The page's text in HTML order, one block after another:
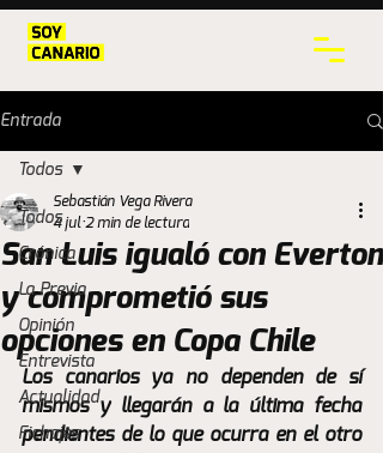
Entrada
Todos
Crónica
La Previa
Opinión
Entrevista
Actualidad
Fichajes
Todos
San Luis igualó con Everton
y comprometió sus
opciones en Copa Chile
Sebastián Vega Rivera
4 jul 2 min de lectura
Los canarios ya no dependen de sí
mismos y llegarán a la última fecha
pendientes de lo que ocurra en el otro